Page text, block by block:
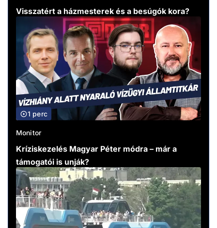
Visszatért a házmesterek és a besúgók kora?
1 perc
Monitor
Kríziskezelés Magyar Péter módra – már a
támogatói is unják?